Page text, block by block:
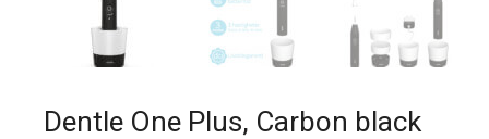
Dentle One Plus, Carbon black